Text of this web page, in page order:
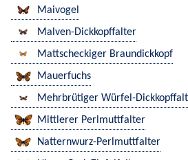
Maivogel
Malven-Dickkopffalter
Mattscheckiger Braundickkopf
Mauerfuchs
Mehrbrütiger Würfel-
Mittlerer Perlmuttfalter
Natternwurz-Perlmuttfalter